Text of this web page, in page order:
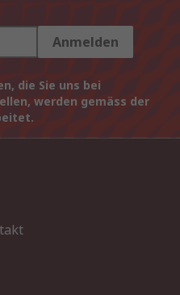
Anmelden
die Sie uns bei
werden gemäss der